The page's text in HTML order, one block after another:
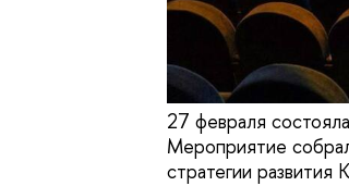
27 февраля
Мероприятие
стратегии развития